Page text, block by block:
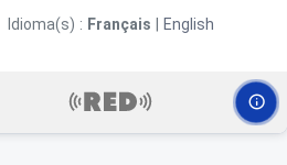
Idioma(s) : Français English